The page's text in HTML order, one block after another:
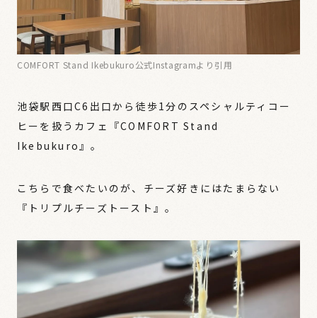
COMFORT Stand Ikebukuro公式Instagramより引用
池袋駅西口C6出口から徒歩1分のスペシャルティコー
ヒーを扱うカフェ『COMFORT Stand
Ikebukuro』。
こちらで食べたいのが、チーズ好きにはたまらない
『トリプルチーズトースト』。